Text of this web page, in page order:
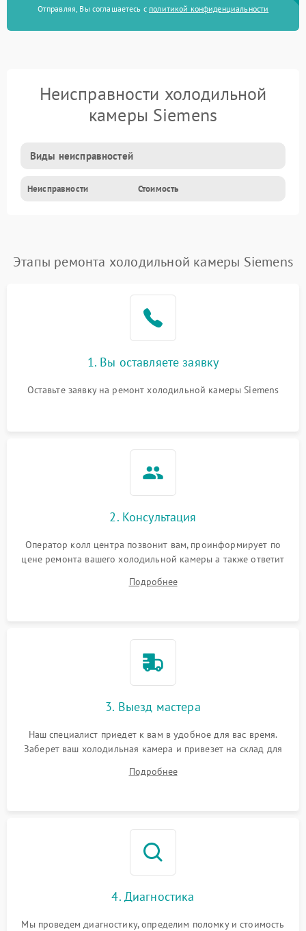
Отправляя, Вы соглашаетесь с политикой конфиденциальности
Неисправности холодильной
камеры Siemens
Виды неисправностей
Неисправности Стоимость
Этапы ремонта холодильной камеры Siemens
1. Вы оставляете заявку
Оставьте заявку на ремонт холодильной камеры Siemens
2. Консультация
Оператор колл центра позвонит вам, проинформирует по
цене ремонта вашего холодильной камеры а также ответит
Подробнее
3. Выезд мастера
Наш специалист приедет к вам в удобное для вас время.
Заберет ваш холодильная камера и привезет на склад для
Подробнее
4. Диагностика
Мы проведем диагностику, определим поломку и стоимость